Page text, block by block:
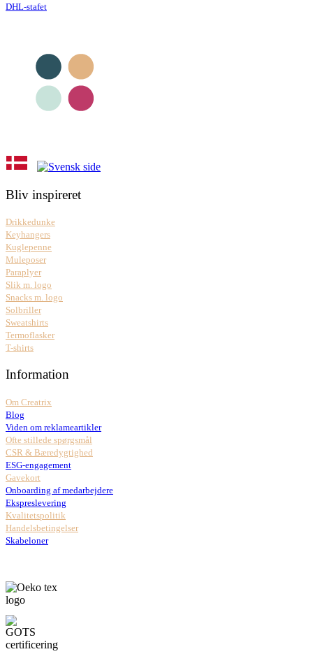
DHL-stafet
Bliv inspireret
Drikkedunke
Keyhangers
Kuglepenne
Muleposer
Paraplyer
Slik m. logo
Snacks m. logo
Solbriller
Sweatshirts
Termoflasker
T-shirts
Information
Om Creatrix
Blog
Viden om reklameartikler
Ofte stillede spørgsmål
CSR & Bæredygtighed
ESG-engagement
Gavekort
Onboarding af medarbejdere
Ekspreslevering
Kvalitetspolitik
Handelsbetingelser
Skabeloner